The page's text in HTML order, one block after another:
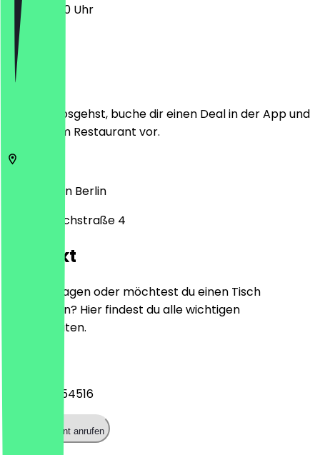
11:00 - 23:00 Uhr
Ort
Bevor du losgehst, buche dir einen Deal in der App und
zeige ihn im Restaurant vor.
12045 Berlin Berlin
Wildenbruchstraße 4
Kontakt
Hast du Fragen oder möchtest du einen Tisch
reservieren? Hier findest du alle wichtigen
Kontaktdaten.
+493062954516
Restaurant anrufen